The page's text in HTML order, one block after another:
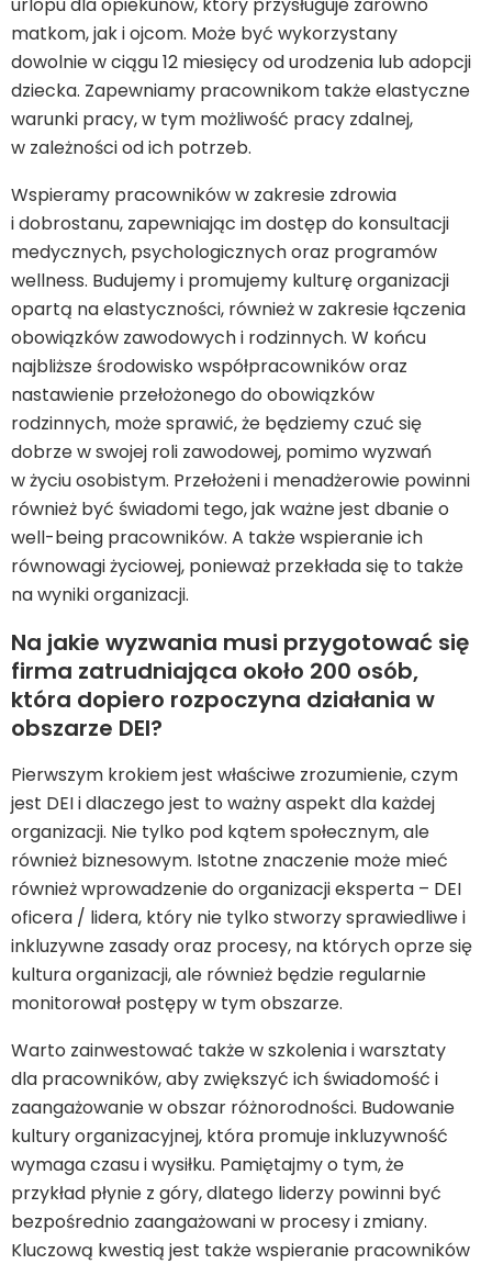
matkom, jak i ojcom. Może być wykorzystany
dowolnie w ciągu 12 miesięcy od urodzenia lub adopcji
dziecka. Zapewniamy pracownikom także elastyczne
warunki pracy, w tym możliwość pracy zdalnej,
w zależności od ich potrzeb.
Wspieramy pracowników w zakresie zdrowia
i dobrostanu, zapewniając im dostęp do konsultacji
medycznych, psychologicznych oraz programów
wellness. Budujemy i promujemy kulturę organizacji
opartą na elastyczności, również w zakresie łączenia
obowiązków zawodowych i rodzinnych. W końcu
najbliższe środowisko współpracowników oraz
nastawienie przełożonego do obowiązków
rodzinnych, może sprawić, że będziemy czuć się
dobrze w swojej roli zawodowej, pomimo wyzwań
w życiu osobistym. Przełożeni i menadżerowie powinni
również być świadomi tego, jak ważne jest dbanie o
well-being pracowników. A także wspieranie ich
równowagi życiowej, ponieważ przekłada się to także
na wyniki organizacji.
Na jakie wyzwania musi przygotować się
firma zatrudniająca około 200 osób,
która dopiero rozpoczyna działania w
obszarze DEI?
Pierwszym krokiem jest właściwe zrozumienie, czym
jest DEI i dlaczego jest to ważny aspekt dla każdej
organizacji. Nie tylko pod kątem społecznym, ale
również biznesowym. Istotne znaczenie może mieć
również wprowadzenie do organizacji eksperta – DEI
oficera / lidera, który nie tylko stworzy sprawiedliwe i
inkluzywne zasady oraz procesy, na których oprze się
kultura organizacji, ale również będzie regularnie
monitorował postępy w tym obszarze.
Warto zainwestować także w szkolenia i warsztaty
dla pracowników, aby zwiększyć ich świadomość i
zaangażowanie w obszar różnorodności. Budowanie
kultury organizacyjnej, która promuje inkluzywność
wymaga czasu i wysiłku. Pamiętajmy o tym, że
przykład płynie z góry, dlatego liderzy powinni być
bezpośrednio zaangażowani w procesy i zmiany.
Kluczową kwestią jest także wspieranie pracowników